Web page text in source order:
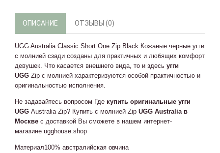
ОПИСАНИЕ ОТЗЫВЫ (0)
UGG Australia Classic Short One Zip Black Кожаные черные угги
с молнией сзади созданы для практичных и любящих комфорт
девушек. Что касается внешнего вида, то и здесь угги
UGG Zip с молнией характеризуются особой практичностью и
оригинальностью исполнения.
Не задавайтесь вопросом Где купить оригинальные угги
UGG Australia Zip? Купить с молнией Zip UGG Australia в
Москве с доставкой Вы сможете в нашем интернет-
магазине ugghouse.shop
Материал100% австралийская овчина